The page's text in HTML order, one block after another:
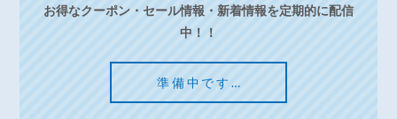
お得なクーポン・セール情報・新着情報を定期的に配信
中！！
準備中です…